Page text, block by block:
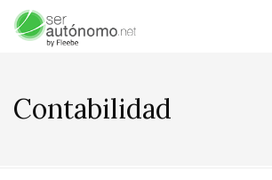
Contabilidad